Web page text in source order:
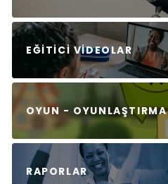
EĞITICI VIDEOLAR
OYUN - OYUNLAŞTIRMA
RAPORLAR